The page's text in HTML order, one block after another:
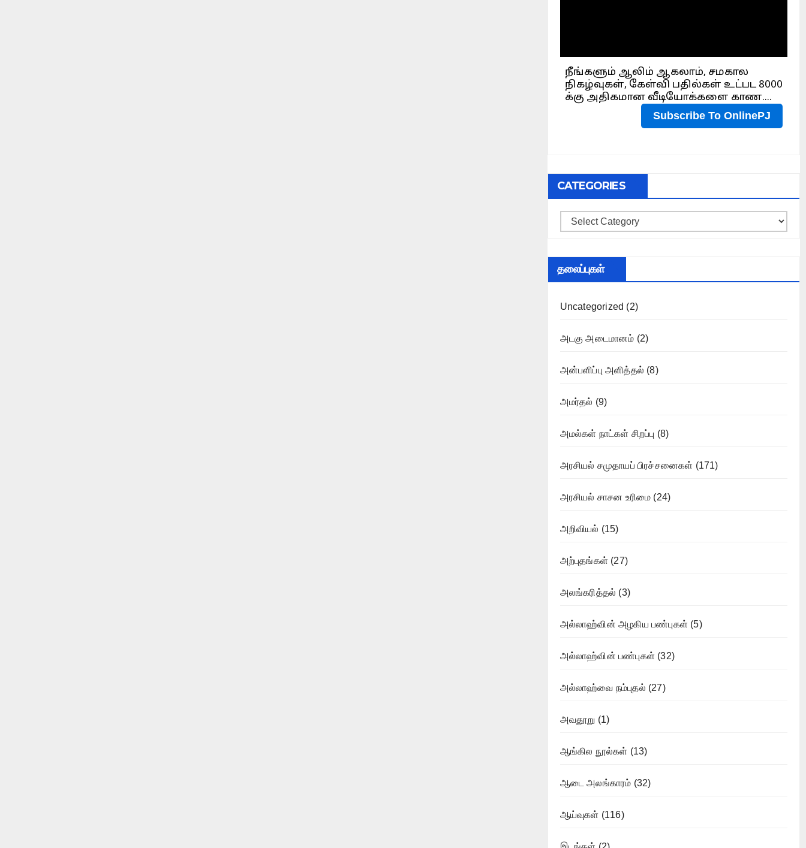
CATEGORIES
Categories
தலைப்புகள்
Uncategorized (2)
அடகு அடைமானம் (2)
அன்பளிப்பு அளித்தல் (8)
அமர்தல் (9)
அமல்கள் நாட்கள் சிறப்பு (8)
அரசியல் சமுதாயப் பிரச்சனைகள் (171)
அரசியல் சாசன உரிமை (24)
அறிவியல் (15)
அற்புதங்கள் (27)
அலங்கரித்தல் (3)
அல்லாஹ்வின் அழகிய பண்புகள் (5)
அல்லாஹ்வின் பண்புகள் (32)
அல்லாஹ்வை நம்புதல் (27)
அவதூறு (1)
ஆங்கில நூல்கள் (13)
ஆடை அலங்காரம் (32)
ஆய்வுகள் (116)